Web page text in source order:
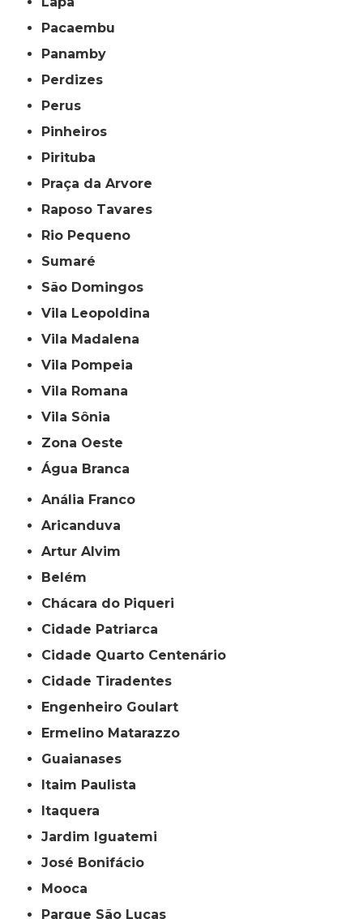
Pacaembu
Panamby
Perdizes
Perus
Pinheiros
Pirituba
Praça da Arvore
Raposo Tavares
Rio Pequeno
Sumaré
São Domingos
Vila Leopoldina
Vila Madalena
Vila Pompeia
Vila Romana
Vila Sônia
Zona Oeste
Água Branca
Anália Franco
Aricanduva
Artur Alvim
Belém
Chácara do Piqueri
Cidade Patriarca
Cidade Quarto Centenário
Cidade Tiradentes
Engenheiro Goulart
Ermelino Matarazzo
Guaianases
Itaim Paulista
Itaquera
Jardim Iguatemi
José Bonifácio
Mooca
Parque São Lucas